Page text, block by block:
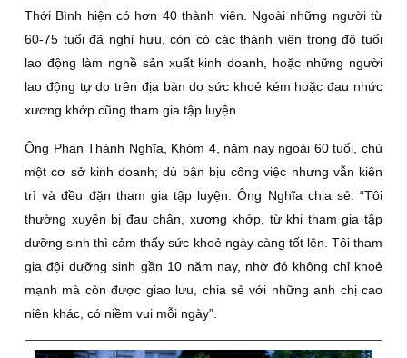
Thới Bình hiện có hơn 40 thành viên. Ngoài những người từ
60-75 tuổi đã nghỉ hưu, còn có các thành viên trong độ tuổi
lao động làm nghề sản xuất kinh doanh, hoặc những người
lao động tự do trên địa bàn do sức khoẻ kém hoặc đau nhức
xương khớp cũng tham gia tập luyện.
Ông Phan Thành Nghĩa, Khóm 4, năm nay ngoài 60 tuổi, chủ
một cơ sở kinh doanh; dù bận bịu công việc nhưng vẫn kiên
trì và đều đặn tham gia tập luyện. Ông Nghĩa chia sẻ: “Tôi
thường xuyên bị đau chân, xương khớp, từ khi tham gia tập
dưỡng sinh thì cảm thấy sức khoẻ ngày càng tốt lên. Tôi tham
gia đội dưỡng sinh gần 10 năm nay, nhờ đó không chỉ khoẻ
mạnh mà còn được giao lưu, chia sẻ với những anh chị cao
niên khác, có niềm vui mỗi ngày”.